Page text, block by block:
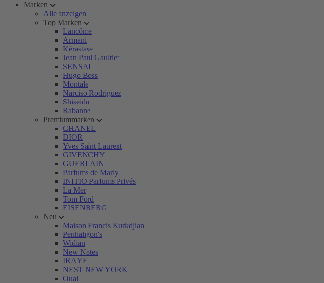
Marken
Alle anzeigen
Top Marken
Lancôme
Armani
Kérastase
Jean Paul Gaultier
SENSAI
Hugo Boss
Montale
Narciso Rodriguez
Shiseido
Rabanne
Premiummarken
CHANEL
DIOR
Yves Saint Laurent
GIVENCHY
GUERLAIN
Parfums de Marly
INITIO Parfums Privés
La Mer
Tom Ford
EISENBERG
Neu
Maison Francis Kurkdjian
Penhaligon's
Widian
New Notes
IRÄYE
NEST NEW YORK
Ouai